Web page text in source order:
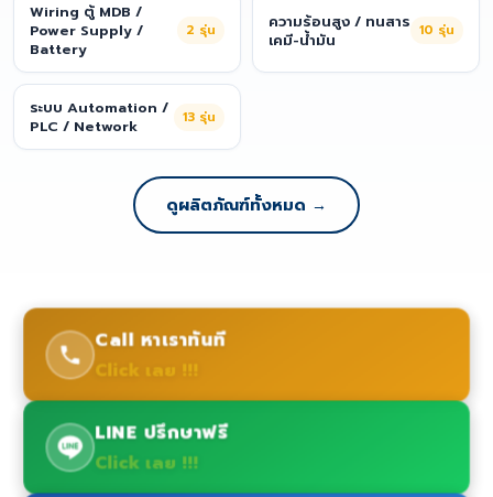
Wiring ตู้ MDB /
Power Supply /
Battery
2 รุ่น
ความร้อนสูง / ทนสาร
เคมี-น้ำมัน
10 รุ่น
ระบบ Automation /
PLC / Network
13 รุ่น
ดูผลิตภัณฑ์ทั้งหมด →
Call หาเราทันที
Click เลย !!!
LINE ปรึกษาฟรี
Click เลย !!!